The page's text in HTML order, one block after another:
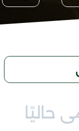
حاليًا